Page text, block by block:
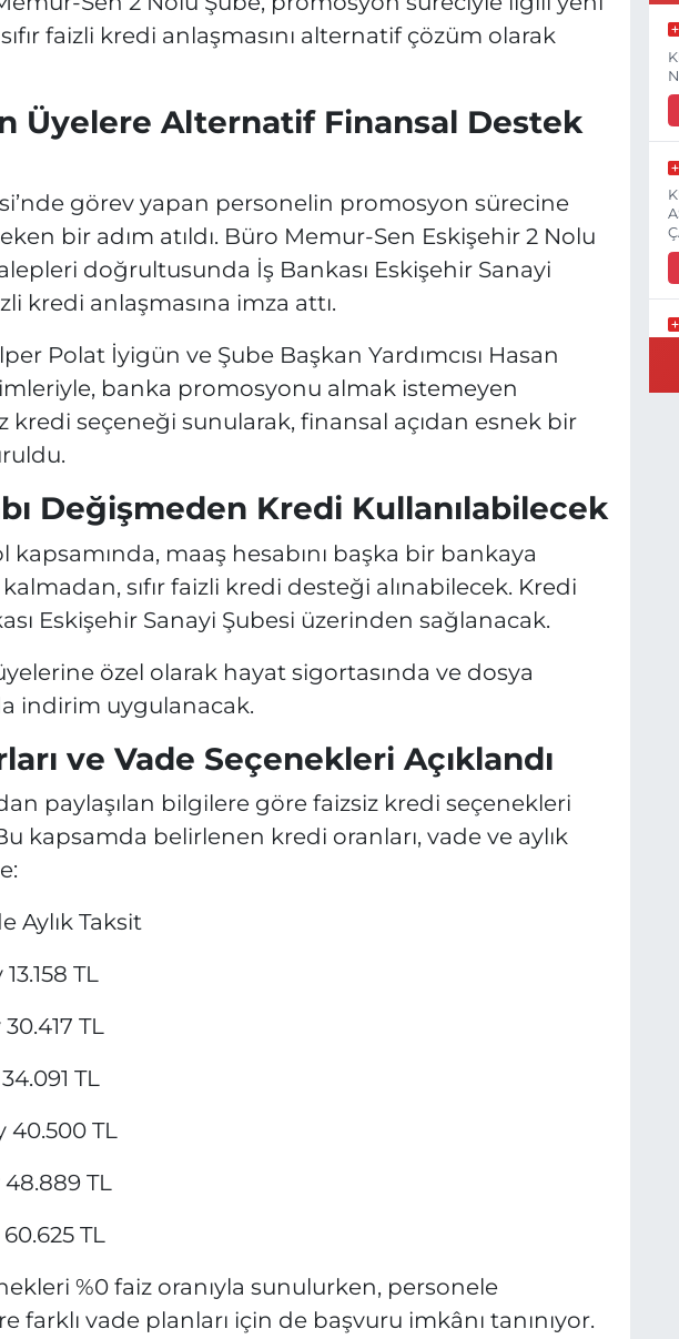
faizli kredi anlaşmasını alternatif çözüm olarak
Üyelere Alternatif Finansal Destek
görev yapan personelin promosyon sürecine
bir adım atıldı. Büro Memur-Sen Eskişehir 2 Nolu
doğrultusunda İş Bankası Eskişehir Sanayi
kredi anlaşmasına imza attı.
Polat İyigün ve Şube Başkan Yardımcısı Hasan
banka promosyonu almak istemeyen
kredi seçeneği sunularak, finansal açıdan esnek bir
Değişmeden Kredi Kullanılabilecek
kapsamında, maaş hesabını başka bir bankaya
sıfır faizli kredi desteği alınabilecek. Kredi
Eskişehir Sanayi Şubesi üzerinden sağlanacak.
özel olarak hayat sigortasında ve dosya
indirim uygulanacak.
ve Vade Seçenekleri Açıklandı
paylaşılan bilgilere göre faizsiz kredi seçenekleri
kapsamda belirlenen kredi oranları, vade ve aylık
Aylık Taksit
TL
TL
TL
40.500 TL
TL
TL
%0 faiz oranıyla sunulurken, personele
farklı vade planları için de başvuru imkânı tanınıyor.